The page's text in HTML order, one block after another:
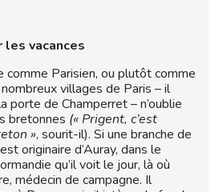
les vacances
comme Parisien, ou plutôt comme
villages de Paris – il
porte de Champerret – n’oublie
bretonnes (« Prigent, c’est
», sourit-il). Si une branche de
originaire d’Auray, dans le
qu’il voit le jour, là où
médecin de campagne. Il